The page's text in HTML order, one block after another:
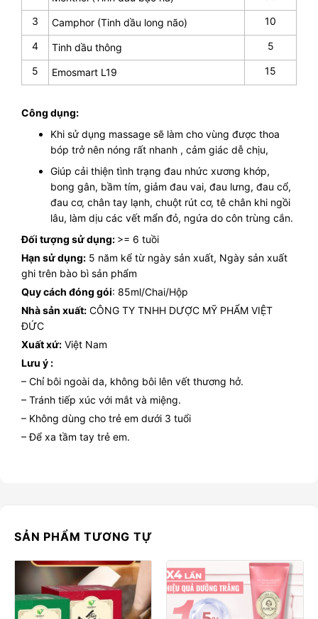
3 Camphor (Tinh dầu long não) 10
4 Tinh dầu thông 5
5 Emosmart L19 15
Công dụng:
Khi sử dụng massage sẽ làm cho vùng được thoa
bóp trở nên nóng rất nhanh , cảm giác dễ chịu,
Giúp cải thiện tình trạng đau nhức xương khớp,
bong gân, bầm tím, giảm đau vai, đau lưng, đau cổ,
đau cơ, chân tay lạnh, chuột rút cơ, tê chân khi ngồi
lâu, làm dịu các vết mẩn đỏ, ngứa do côn trùng cắn.
Đối tượng sử dụng: >= 6 tuồi
Hạn sử dụng: 5 năm kể từ ngày sản xuất, Ngày sản xuất
ghi trên bào bì sản phẩm
Quy cách đóng gói: 85ml/Chai/Hộp
Nhà sản xuất: CÔNG TY TNHH DƯỢC MỸ PHẨM VIỆT
ĐỨC
Xuất xứ: Việt Nam
Lưu ý :
– Chỉ bôi ngoài da, không bôi lên vết thương hở.
– Tránh tiếp xúc với mắt và miệng.
– Không dùng cho trẻ em dưới 3 tuổi
– Để xa tầm tay trẻ em.
SẢN PHẨM TƯƠNG TỰ